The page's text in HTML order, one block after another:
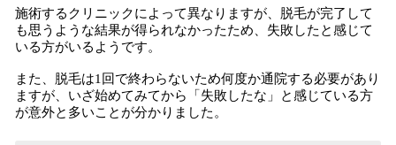
施術するクリニックによって異なりますが、脱毛が完了して
も思うような結果が得られなかったため、失敗したと感じて
いる方がいるようです。
また、脱毛は1回で終わらないため何度か通院する必要があり
ますが、いざ始めてみてから「失敗したな」と感じている方
が意外と多いことが分かりました。